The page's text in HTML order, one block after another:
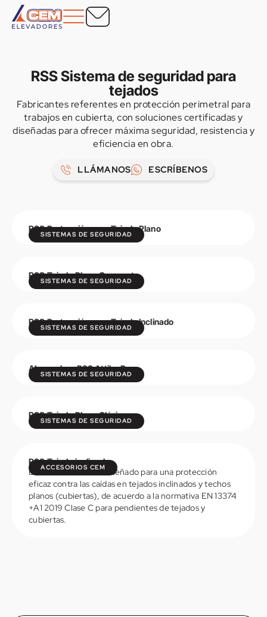
RSS Sistema de seguridad para
tejados
Fabricantes referentes en protección perimetral para
trabajos en cubierta, con soluciones certificadas y
diseñadas para ofrecer máxima seguridad, resistencia y
eficiencia en obra.
LLÁMANOS ESCRÍBENOS
SISTEMAS DE SEGURIDAD
RSS Protección para Tejado Plano
SISTEMAS DE SEGURIDAD
RSS Tejado Plano Compacto
VER DETALLES
SISTEMAS DE SEGURIDAD
RSS Protección para Tejado Inclinado
SISTEMAS DE SEGURIDAD
Abrazadera RSS Attika Pro
SISTEMAS DE SEGURIDAD
RSS Tejado Plano Clásico
ACCESORIOS CEM
RSS Tejado inclinado
El sistema RSS está diseñado para una protección
eficaz contra las caídas en tejados inclinados y techos
planos (cubiertas), de acuerdo a la normativa EN 13374
+A1 2019 Clase C para pendientes de tejados y
cubiertas.